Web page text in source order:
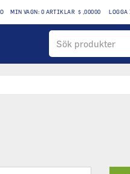
MIN VAGN: 0 ARTIKLAR $ ,00000 LOGGA